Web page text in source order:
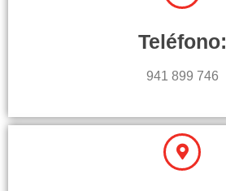
Teléfono:
941 899 746